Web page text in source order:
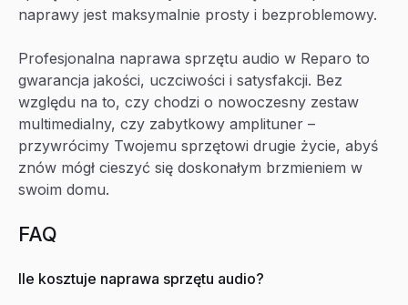
naprawy jest maksymalnie prosty i bezproblemowy.
Profesjonalna naprawa sprzętu audio w Reparo to
gwarancja jakości, uczciwości i satysfakcji. Bez
względu na to, czy chodzi o nowoczesny zestaw
multimedialny, czy zabytkowy amplituner –
przywrócimy Twojemu sprzętowi drugie życie, abyś
znów mógł cieszyć się doskonałym brzmieniem w
swoim domu.
FAQ
Ile kosztuje naprawa sprzętu audio?